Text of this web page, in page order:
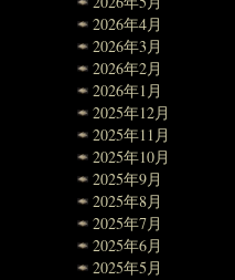
2026年4月
2026年3月
2026年2月
2026年1月
2025年12月
2025年11月
2025年10月
2025年9月
2025年8月
2025年7月
2025年6月
2025年5月